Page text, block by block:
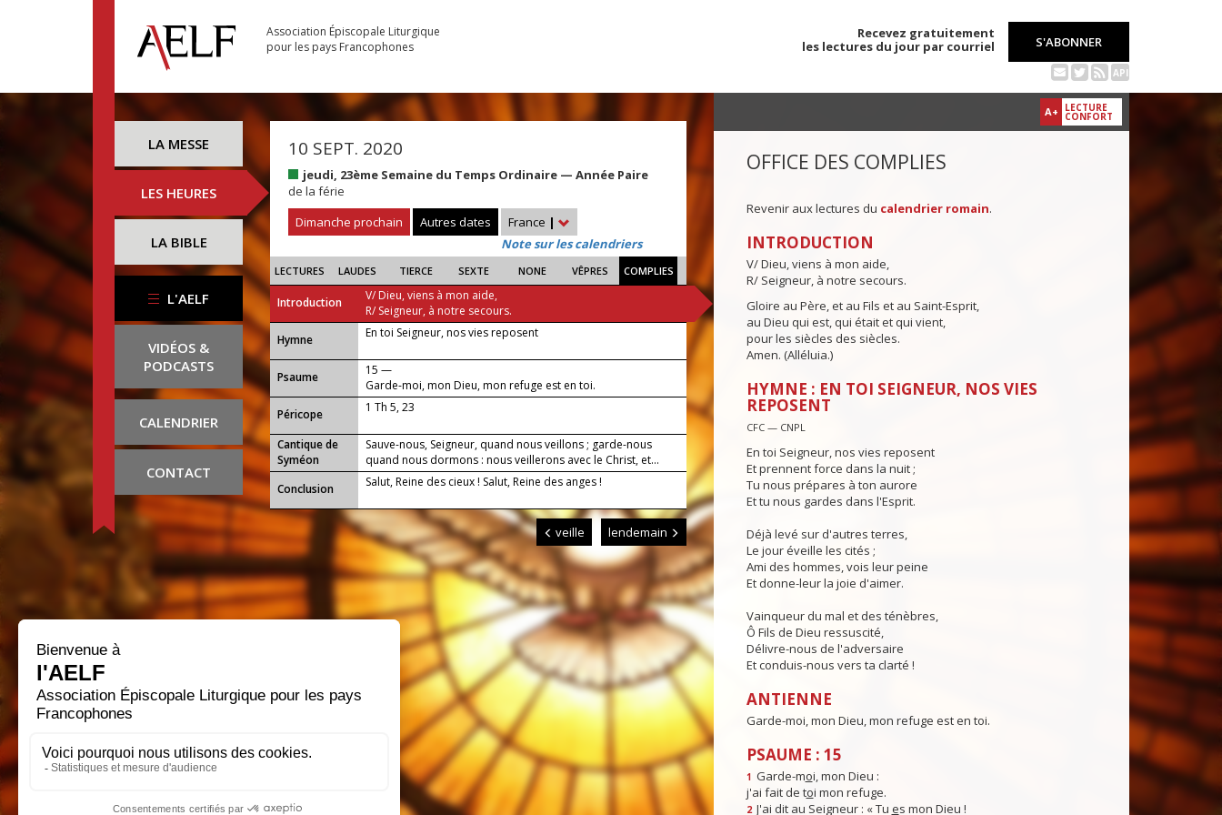
Association Épiscopale Liturgique
pour les pays Francophones
Recevez gratuitement
les lectures du jour par courriel
S'ABONNER
API
LA MESSE
LES HEURES
LA BIBLE
L'AELF
VIDÉOS &
PODCASTS
CALENDRIER
CONTACT
10 SEPT. 2020
jeudi, 23ème Semaine du Temps Ordinaire — Année Paire
de la férie
Dimanche prochain
Autres dates France |
Note sur les calendriers
LECTURES LAUDES TIERCE SEXTE NONE VÊPRES COMPLIES
Introduction
V/ Dieu, viens à mon aide,
R/ Seigneur, à notre secours.
...
Hymne En toi Seigneur, nos vies reposent
Psaume
15 —
Garde-moi, mon Dieu, mon refuge est en toi.
Péricope
1 Th 5, 23
Cantique de
Syméon
Sauve-nous, Seigneur, quand nous veillons ; garde-nous
quand nous dormons : nous veillerons avec le Christ, et...
Conclusion
Salut, Reine des cieux ! Salut, Reine des anges !
veille lendemain
A+ LECTURE
CONFORT
OFFICE DES COMPLIES
Revenir aux lectures du calendrier romain.
INTRODUCTION
V/ Dieu, viens à mon aide,
R/ Seigneur, à notre secours.
Gloire au Père, et au Fils et au Saint-Esprit,
au Dieu qui est, qui était et qui vient,
pour les siècles des siècles.
Amen. (Alléluia.)
HYMNE : EN TOI SEIGNEUR, NOS VIES
REPOSENT
CFC — CNPL
En toi Seigneur, nos vies reposent
Et prennent force dans la nuit ;
Tu nous prépares à ton aurore
Et tu nous gardes dans l'Esprit.
Déjà levé sur d'autres terres,
Le jour éveille les cités ;
Ami des hommes, vois leur peine
Et donne-leur la joie d'aimer.
Vainqueur du mal et des ténèbres,
Ô Fils de Dieu ressuscité,
Délivre-nous de l'adversaire
Et conduis-nous vers ta clarté !
ANTIENNE
Garde-moi, mon Dieu, mon refuge est en toi.
PSAUME : 15
1 Garde-moi, mon Dieu :
j'ai fait de toi mon refuge.
2 J'ai dit au Seigneur : « Tu es mon Dieu !